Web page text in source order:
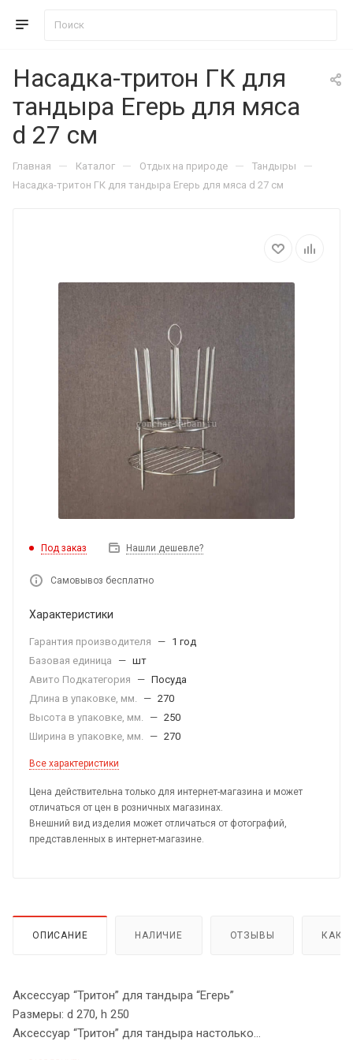
Насадка-тритон ГК для
тандыра Егерь для мяса
d 27 см
Главная — Каталог — Отдых на природе — Тандыры —
Насадка-тритон ГК для тандыра Егерь для мяса d 27 см
Под заказ Нашли дешевле?
Самовывоз бесплатно
Характеристики
Гарантия производителя — 1 год
Базовая единица
— шт
Авито Подкатегория
— Посуда
Длина в упаковке, мм.
— 270
Высота в упаковке, мм.
— 250
Ширина в упаковке, мм.
— 270
Все характеристики
Цена действительна только для интернет-магазина и может
отличаться от цен в розничных магазинах.
Внешний вид изделия может отличаться от фотографий,
представленных в интернет-магазине.
ОПИСАНИЕ НАЛИЧИЕ ОТЗЫВЫ КАК
Аксессуар “Тритон” для тандыра “Егерь”
Размеры: d 270, h 250
Аксессуар “Тритон” для тандыра настолько